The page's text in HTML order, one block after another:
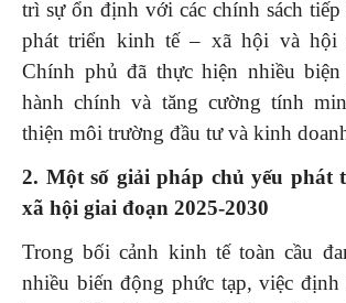
trì sự ổn định với các chính sách
phát triển kinh tế – xã hội và hội
Chính phủ đã thực hiện nhiều biện
hành chính và tăng cường tính
thiện môi trường đầu tư và kinh
2. Một số giải pháp chủ yếu phát
xã hội giai đoạn 2025-2030
Trong bối cảnh kinh tế toàn cầu
nhiều biến động phức tạp, việc định